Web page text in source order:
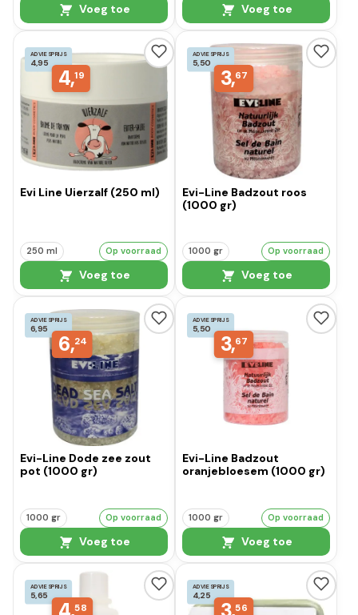
Voeg toe Voeg toe
ADVIESPRIJS
4,95
4,19
Evi Line Uierzalf (250 ml)
250 ml Op voorraad
Voeg toe
ADVIESPRIJS
5,50
3,67
Evi-Line Badzout roos
(1000 gr)
1000 gr Op voorraad
Voeg toe
ADVIESPRIJS
6,95
6,24
Evi-Line Dode zee zout
pot (1000 gr)
1000 gr Op voorraad
Voeg toe
ADVIESPRIJS
5,50
3,67
Evi-Line Badzout
oranjebloesem (1000 gr)
1000 gr Op voorraad
Voeg toe
ADVIESPRIJS
5,65
58
ADVIESPRIJS
4,25
56